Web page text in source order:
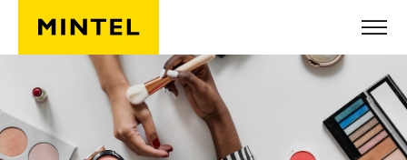
Skip to main content